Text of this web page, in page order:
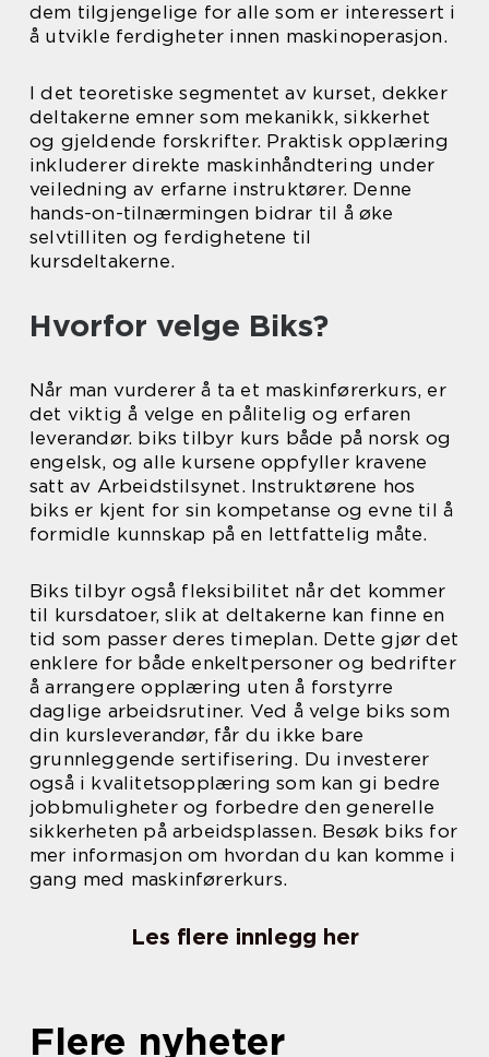
dem tilgjengelige for alle som er interessert i
å utvikle ferdigheter innen maskinoperasjon.
I det teoretiske segmentet av kurset, dekker
deltakerne emner som mekanikk, sikkerhet
og gjeldende forskrifter. Praktisk opplæring
inkluderer direkte maskinhåndtering under
veiledning av erfarne instruktører. Denne
hands-on-tilnærmingen bidrar til å øke
selvtilliten og ferdighetene til
kursdeltakerne.
Hvorfor velge Biks?
Når man vurderer å ta et maskinførerkurs, er
det viktig å velge en pålitelig og erfaren
leverandør. biks tilbyr kurs både på norsk og
engelsk, og alle kursene oppfyller kravene
satt av Arbeidstilsynet. Instruktørene hos
biks er kjent for sin kompetanse og evne til å
formidle kunnskap på en lettfattelig måte.
Biks tilbyr også fleksibilitet når det kommer
til kursdatoer, slik at deltakerne kan finne en
tid som passer deres timeplan. Dette gjør det
enklere for både enkeltpersoner og bedrifter
å arrangere opplæring uten å forstyrre
daglige arbeidsrutiner. Ved å velge biks som
din kursleverandør, får du ikke bare
grunnleggende sertifisering. Du investerer
også i kvalitetsopplæring som kan gi bedre
jobbmuligheter og forbedre den generelle
sikkerheten på arbeidsplassen. Besøk biks for
mer informasjon om hvordan du kan komme i
gang med maskinførerkurs.
Les flere innlegg her
Flere nyheter